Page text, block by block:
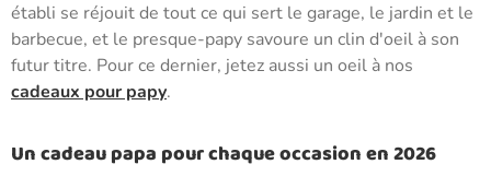
établi se réjouit de tout ce qui sert le garage, le jardin et le
barbecue, et le presque-papy savoure un clin d'oeil à son
futur titre. Pour ce dernier, jetez aussi un oeil à nos
cadeaux pour papy.
Un cadeau papa pour chaque occasion en 2026